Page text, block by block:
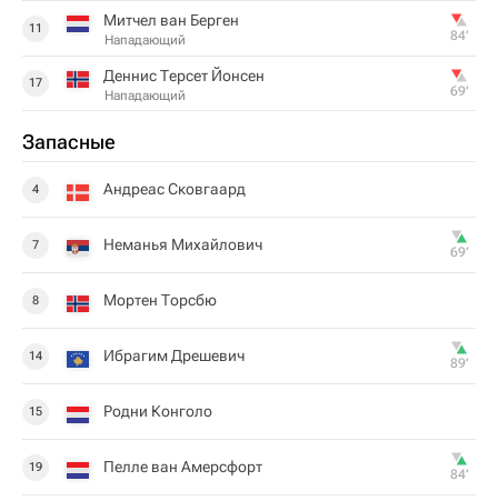
11 Митчел ван Берген
Нападающий 84‎’‎
17 Деннис Терсет Йонсен
Нападающий 69‎’‎
Запасные
4 Андреас Сковгаард
7 Неманья Михайлович 69‎’‎
8 Мортен Торсбю
14 Ибрагим Дрешевич 89‎’‎
15 Родни Конголо
19 Пелле ван Амерсфорт 84‎’‎